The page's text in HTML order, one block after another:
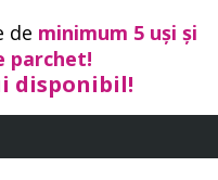
de minimum 5 uși și
parchet!
disponibil!